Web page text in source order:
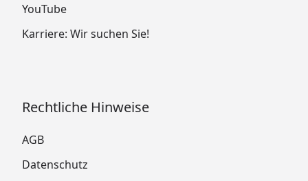
YouTube
Karriere: Wir suchen Sie!
Rechtliche Hinweise
AGB
Datenschutz